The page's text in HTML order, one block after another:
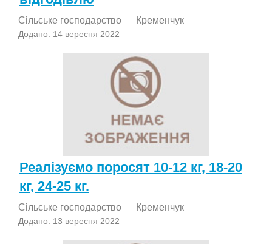
Сільське господарство Кременчук
Додано: 14 вересня 2022
Реалізуємо поросят 10-12 кг, 18-20
кг, 24-25 кг.
Сільське господарство Кременчук
Додано: 13 вересня 2022